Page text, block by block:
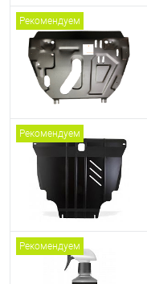
Рекомендуем
Рекомендуем
Рекомендуем